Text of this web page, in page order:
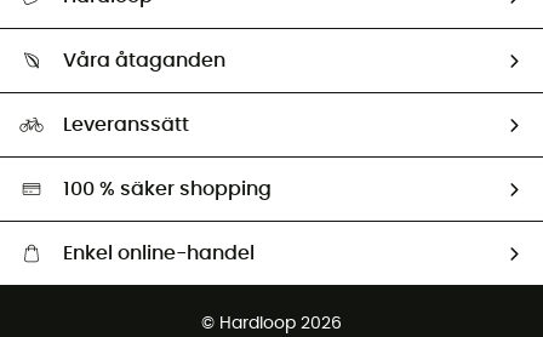
Retur & återbetalning
Ambassadörer
Våra åtaganden
Miljöanpassat urval
Leveranssätt
100 % säker shopping
Enkel online-handel
© Hardloop 2026